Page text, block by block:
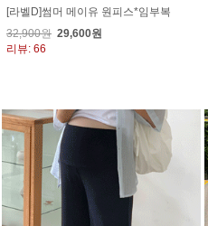
[라벨D]썸머 메이유 원피스*임부복
32,900원 29,600원
리뷰: 66